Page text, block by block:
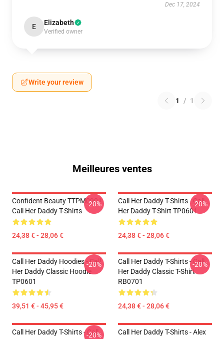
Dec 17, 2024
E Elizabeth
Verified owner
Write your review
1 / 1
Meilleures ventes
Confident Beauty TTPM0901
Call Her Daddy T-Shirts
24,38 € - 28,06 €
-20%
Call Her Daddy T-Shirts - Call
Her Daddy T-Shirt TP0601
24,38 € - 28,06 €
-20%
Call Her Daddy Hoodies - Call
Her Daddy Classic Hoodie
TP0601
39,51 € - 45,95 €
-20%
Call Her Daddy T-Shirts - Call
Her Daddy Classic T-Shirt
RB0701
24,38 € - 28,06 €
-20%
Call Her Daddy T-Shirts - Call
-20%
Call Her Daddy T-Shirts - Alex